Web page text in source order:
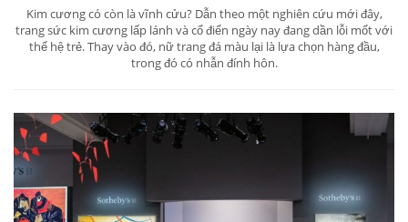
Kim cương có còn là vĩnh cửu? Dẫn theo một nghiên cứu mới đây,
trang sức kim cương lấp lánh và cổ điển ngày nay đang dần lỗi mốt với
thế hệ trẻ. Thay vào đó, nữ trang đá màu lại là lựa chọn hàng đầu,
trong đó có nhẫn đính hôn.